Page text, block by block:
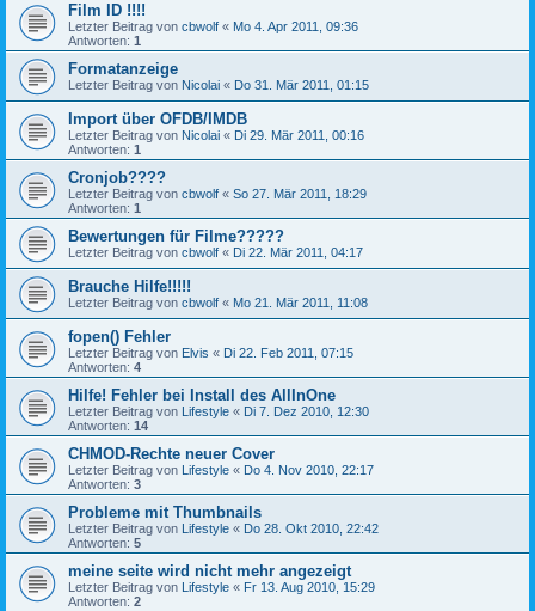
Film ID !!!!
Letzter Beitrag von cbwolf « Mo 4. Apr 2011, 09:36
Antworten: 1
Formatanzeige
Letzter Beitrag von Nicolai « Do 31. Mär 2011, 01:15
Import über OFDB/IMDB
Letzter Beitrag von Nicolai « Di 29. Mär 2011, 00:16
Antworten: 1
Cronjob????
Letzter Beitrag von cbwolf « So 27. Mär 2011, 18:29
Antworten: 1
Bewertungen für Filme?????
Letzter Beitrag von cbwolf « Di 22. Mär 2011, 04:17
Brauche Hilfe!!!!!
Letzter Beitrag von cbwolf « Mo 21. Mär 2011, 11:08
fopen() Fehler
Letzter Beitrag von Elvis « Di 22. Feb 2011, 07:15
Antworten: 4
Hilfe! Fehler bei Install des AllInOne
Letzter Beitrag von Lifestyle « Di 7. Dez 2010, 12:30
Antworten: 14
CHMOD-Rechte neuer Cover
Letzter Beitrag von Lifestyle « Do 4. Nov 2010, 22:17
Antworten: 3
Probleme mit Thumbnails
Letzter Beitrag von Lifestyle « Do 28. Okt 2010, 22:42
Antworten: 5
meine seite wird nicht mehr angezeigt
Letzter Beitrag von Lifestyle « Fr 13. Aug 2010, 15:29
Antworten: 2